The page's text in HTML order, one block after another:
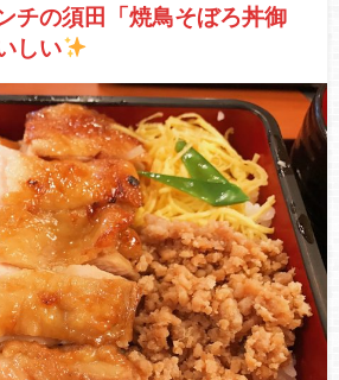
チの須田「焼鳥そぼろ丼御
しい